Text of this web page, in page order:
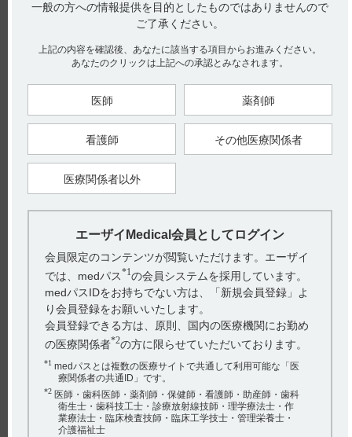
6. 用法及び用量（引用1）
通常、成人にはリセドロン酸ナトリウムとして75mgを月1回、
なお、服用後少なくとも30分は横にならず、水以外の飲食並び
に他の薬剤の経口摂取も避けること。
7．用法及び用量に関連する注意（引用2）
投与にあたっては次の点を患者に指導すること。
・水以外の飲料（Ca、Mg等の含量の特に高いミネラルウォー
ターを含む）や食物あるいは他の薬剤と同時に服用すると、本
剤の吸収を妨げることがあるので、起床後、最初の飲食前に服
用し、かつ服用後少なくとも30分は水以外の飲食を避ける。
・食道炎や食道潰瘍が報告されているので、立位あるいは坐位
で、十分量（約180mL）の水とともに服用し、服用後30分は横
たわらない。
・就寝時又は起床前に服用しない。
・口腔咽頭刺激の可能性があるので噛まずに、なめずに服用す
る。
度の持続する胸やけ等）があらわれた場合には主治医に連絡す
・本剤は月1回服用する薬剤であり、原則として毎月同じ日に
服用すること。また、本剤の服用を忘れた場合は、翌日に1錠
服用し、その後はあらかじめ定めた日に服用すること。
【引用】
1）アクトネル錠75mg電子添文 2025年3月改訂（第5版） 6．用
法及び用量
2）アクトネル錠75mg電子添文 2025年3月改訂（第5版） 7．用
法及び用量に関連する注意
【更新年月】
2025年5月
一般の方への情報提供を目的としたものではありませんので
ご了承ください。
上記の内容を確認後、あなたに該当する項目からお進みください。
あなたのクリックは上記への承認とみなされます。
医師 薬剤師
看護師 その他医療関係者
医療関係者以外
エーザイMedical会員としてログイン
会員限定のコンテンツが閲覧いただけます。エーザイ
では、medパス*1の会員システムを採用しています。
medパスIDをお持ちでない方は、「新規会員登録」よ
り会員登録をお願いいたします。
会員登録できる方は、原則、国内の医療機関にお勤め
の医療関係者*2の方に限らせていただいております。
*1 medパスとは複数の医療サイトで共通して利用可能な「医
療関係者の共通ID」です。
*2 医師・歯科医師・薬剤師・保健師・看護師・助産師・歯科
衛生士・歯科技工士・診療放射線技師・理学療法士・作
業療法士・臨床検査技師・臨床工学技士・管理栄養士・
介護福祉士